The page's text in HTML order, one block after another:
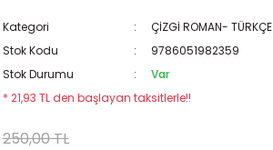
Kategori ÇİZGİ ROMAN- TÜRKÇE
Stok Kodu
9786051982359
Stok Durumu
Var
* 21,93 TL den başlayan taksitlerle!!
250,00 TL